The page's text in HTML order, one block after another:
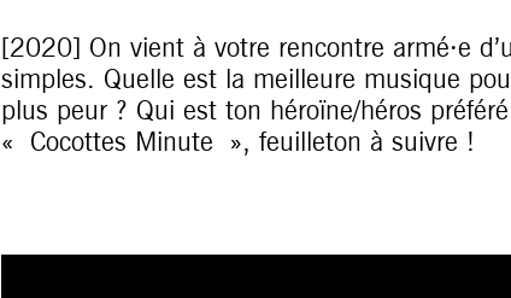
[2020] On vient à votre rencontre armé·e
simples. Quelle est la meilleure musique
plus peur ? Qui est ton héroïne/héros
« Cocottes Minute », feuilleton à suivre !